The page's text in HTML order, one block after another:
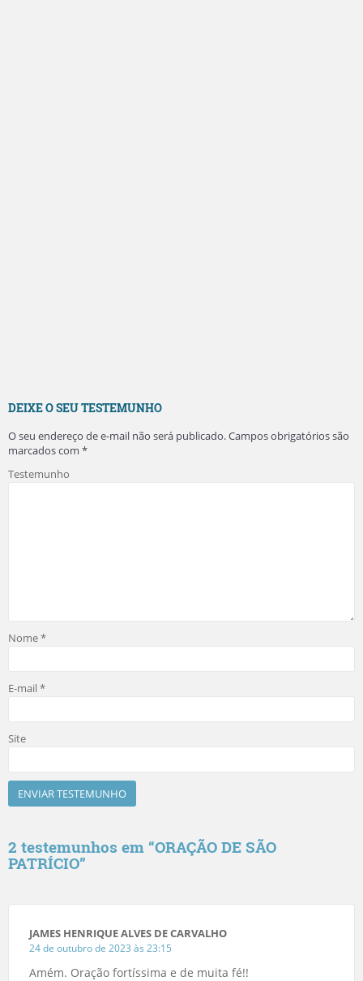
DEIXE O SEU TESTEMUNHO
O seu endereço de e-mail não será publicado.Campos obrigatórios são
marcados com *
Testemunho
Nome*
E-mail*
Site
2 testemunhos em “ORAÇÃO DE SÃO
PATRÍCIO”
JAMES HENRIQUE ALVES DE CARVALHO
24 de outubro de 2023 às 23:15
Amém. Oração fortíssima e de muita fé!!